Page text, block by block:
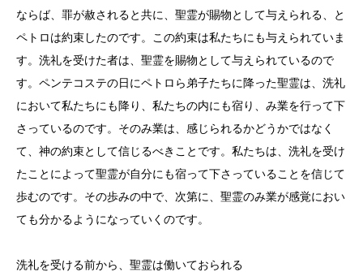
ならば、罪が赦されると共に、聖霊が賜物として与えられる、と
ペトロは約束したのです。この約束は私たちにも与えられていま
す。洗礼を受けた者は、聖霊を賜物として与えられているので
す。ペンテコステの日にペトロら弟子たちに降った聖霊は、洗礼
において私たちにも降り、私たちの内にも宿り、み業を行って下
さっているのです。そのみ業は、感じられるかどうかではなく
て、神の約束として信じるべきことです。私たちは、洗礼を受け
たことによって聖霊が自分にも宿って下さっていることを信じて
歩むのです。その歩みの中で、次第に、聖霊のみ業が感覚におい
ても分かるようになっていくのです。
洗礼を受ける前から、聖霊は働いておられる